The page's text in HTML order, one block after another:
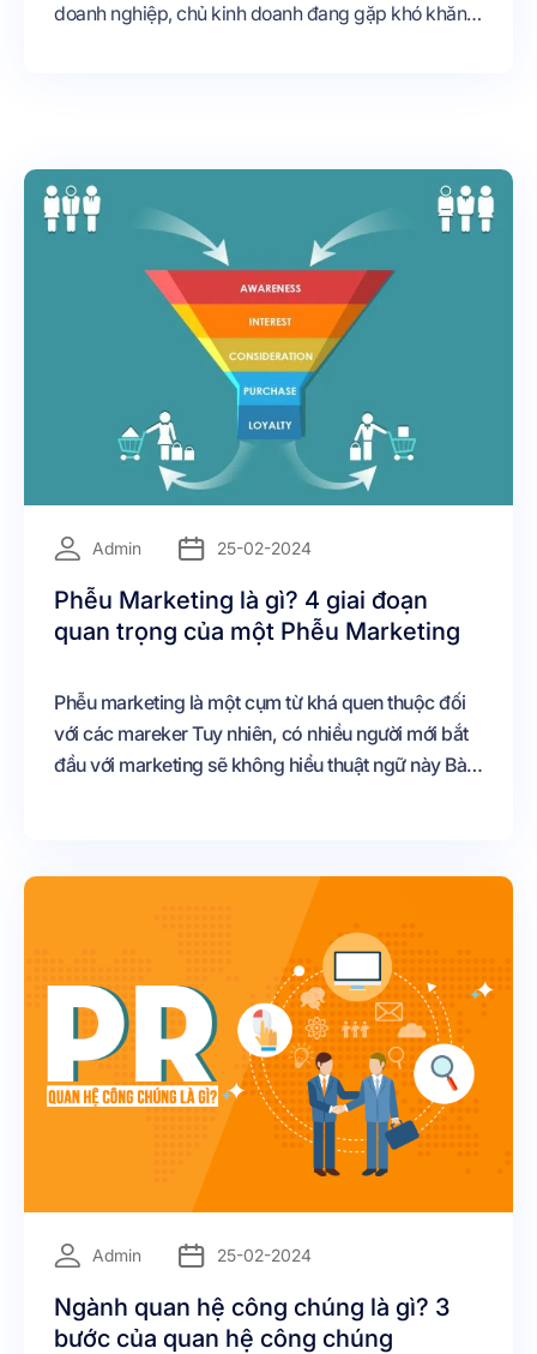
doanh nghiệp, chủ kinh doanh đang gặp khó khăn
Admin 25-02-2024
Phễu Marketing là gì? 4 giai đoạn
quan trọng của một Phễu Marketing
Phễu marketing là một cụm từ khá quen thuộc đối
với các mareker Tuy nhiên, có nhiều người mới bắt
đầu với marketing sẽ không hiểu thuật ngữ này Bài
Admin 25-02-2024
Ngành quan hệ công chúng là gì? 3
bước của quan hệ công chúng